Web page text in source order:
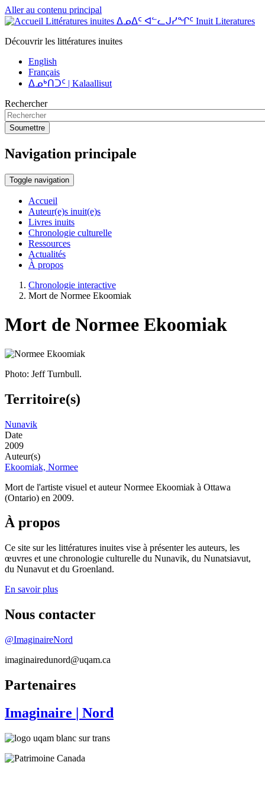
Aller au contenu principal
Littératures inuites ᐃᓄᐃᑦ ᐊᓪᓚᒍᓯᖏᑦ Inuit Literatures
Découvrir les littératures inuites
English
Français
ᐃᓄᒃᑎᑐᑦ | Kalaallisut
Rechercher
Soumettre
Navigation principale
Toggle navigation
Accueil
Auteur(e)s inuit(e)s
Livres inuits
Chronologie culturelle
Ressources
Actualités
À propos
Chronologie interactive
Mort de Normee Ekoomiak
Mort de Normee Ekoomiak
Photo: Jeff Turnbull.
Territoire(s)
Nunavik
Date
2009
Auteur(s)
Ekoomiak, Normee
Mort de l'artiste visuel et auteur Normee Ekoomiak à Ottawa
(Ontario) en 2009.
À propos
Ce site sur les littératures inuites vise à présenter les auteurs, les
œuvres et une chronologie culturelle du Nunavik, du Nunatsiavut,
du Nunavut et du Groenland.
En savoir plus
Nous contacter
@ImaginaireNord
imaginairedunord@uqam.ca
Partenaires
Imaginaire | Nord